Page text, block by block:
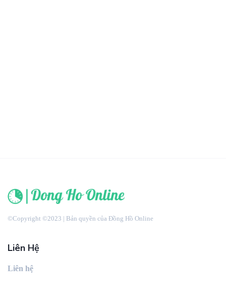
©Copyright ©2023 | Bản quyền của Đồng Hồ Online
Liên Hệ
Liên hệ